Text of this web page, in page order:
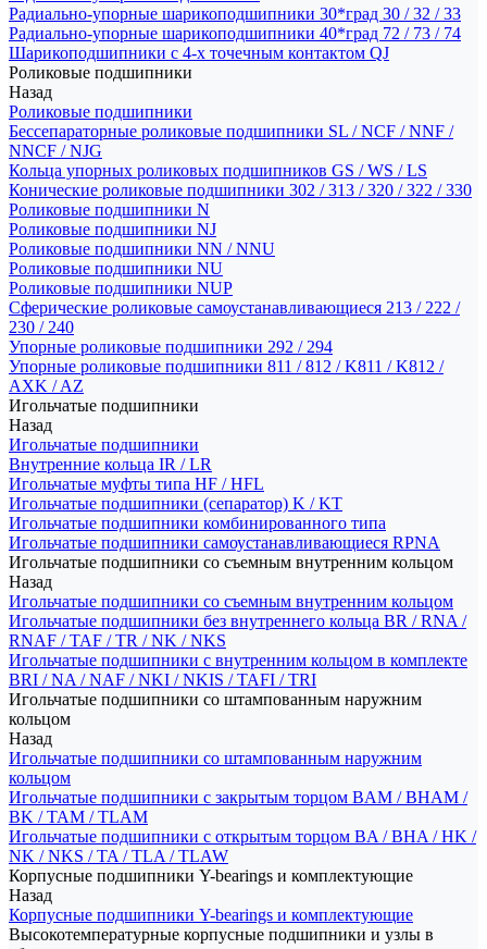
Радиально-упорные шарикоподшипники 30*град 30 / 32 / 33
Радиально-упорные шарикоподшипники 40*град 72 / 73 / 74
Шарикоподшипники с 4-х точечным контактом QJ
Роликовые подшипники
Назад
Роликовые подшипники
Бессепараторные роликовые подшипники SL / NCF / NNF /
NNCF / NJG
Кольца упорных роликовых подшипников GS / WS / LS
Конические роликовые подшипники 302 / 313 / 320 / 322 / 330
Роликовые подшипники N
Роликовые подшипники NJ
Роликовые подшипники NN / NNU
Роликовые подшипники NU
Роликовые подшипники NUP
Сферические роликовые самоустанавливающиеся 213 / 222 /
230 / 240
Упорные роликовые подшипники 292 / 294
Упорные роликовые подшипники 811 / 812 / K811 / K812 /
AXK / AZ
Игольчатые подшипники
Назад
Игольчатые подшипники
Внутренние кольца IR / LR
Игольчатые муфты типа HF / HFL
Игольчатые подшипники (сепаратор) K / KT
Игольчатые подшипники комбинированного типа
Игольчатые подшипники самоустанавливающиеся RPNA
Игольчатые подшипники со съемным внутренним кольцом
Назад
Игольчатые подшипники со съемным внутренним кольцом
Игольчатые подшипники без внутреннего кольца BR / RNA /
RNAF / TAF / TR / NK / NKS
Игольчатые подшипники с внутренним кольцом в комплекте
BRI / NA / NAF / NKI / NKIS / TAFI / TRI
Игольчатые подшипники со штампованным наружним
кольцом
Назад
Игольчатые подшипники со штампованным наружним
кольцом
Игольчатые подшипники с закрытым торцом BAM / BHAM /
BK / TAM / TLAM
Игольчатые подшипники с открытым торцом BA / BHA / HK /
NK / NKS / TA / TLA / TLAW
Корпусные подшипники Y-bearings и комплектующие
Назад
Корпусные подшипники Y-bearings и комплектующие
Высокотемпературные корпусные подшипники и узлы в